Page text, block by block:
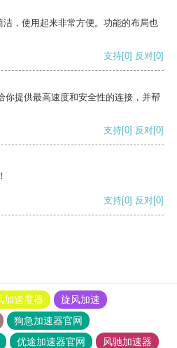
，使用起来非常方便。功能的布局也
支持[0] 反对[0]
你提供最高速度和安全性的连接，并帮
支持[0] 反对[0]
支持[0] 反对[0]
加速度器
旋风加速
狗急加速器官网
优途加速器官网
风驰加速器